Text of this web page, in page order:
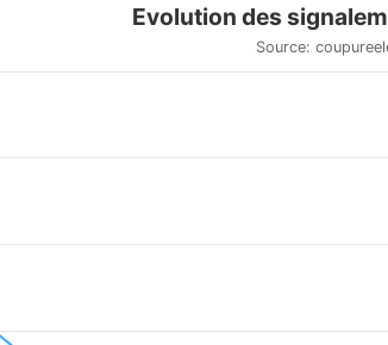
Evolution des
Source: